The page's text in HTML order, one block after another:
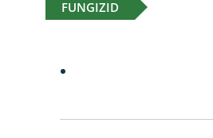
FUNGIZID